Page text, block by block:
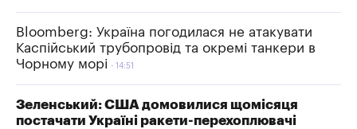
Bloomberg: Україна погодилася не атакувати
Каспійський трубопровід та окремі танкери в
Чорному морі
14:51
Зеленський: США домовилися щомісяця
постачати Україні ракети-перехоплювачі